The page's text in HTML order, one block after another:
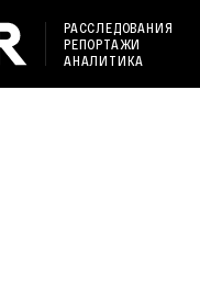
РАССЛЕДОВАНИЯ
РЕПОРТАЖИ
АНАЛИТИКА